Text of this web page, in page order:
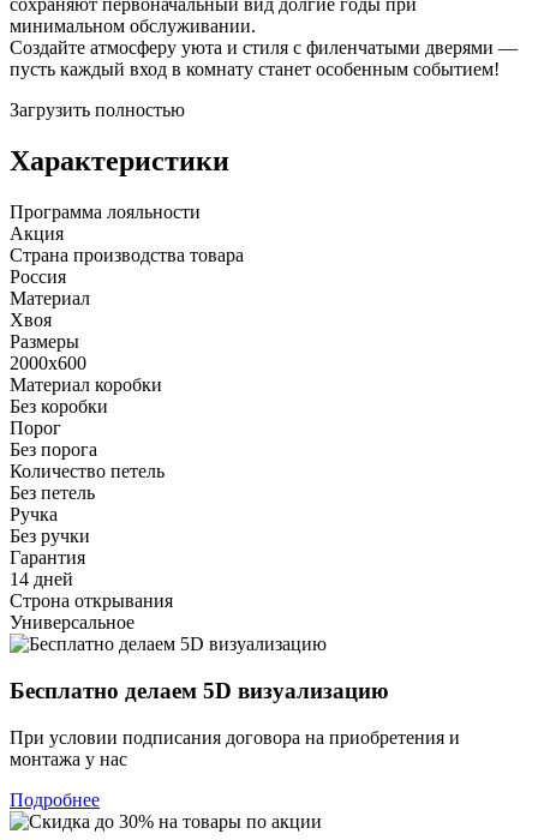
сохраняют первоначальный вид долгие годы при
минимальном обслуживании.
Создайте атмосферу уюта и стиля с филенчатыми дверями —
пусть каждый вход в комнату станет особенным событием!
Загрузить полностью
Характеристики
Программа лояльности
Акция
Страна производства товара
Россия
Материал
Хвоя
Размеры
2000х600
Материал коробки
Без коробки
Порог
Без порога
Количество петель
Без петель
Ручка
Без ручки
Гарантия
14 дней
Строна открывания
Универсальное
Бесплатно делаем 5D визуализацию
При условии подписания договора на приобретения и
монтажа у нас
Подробнее